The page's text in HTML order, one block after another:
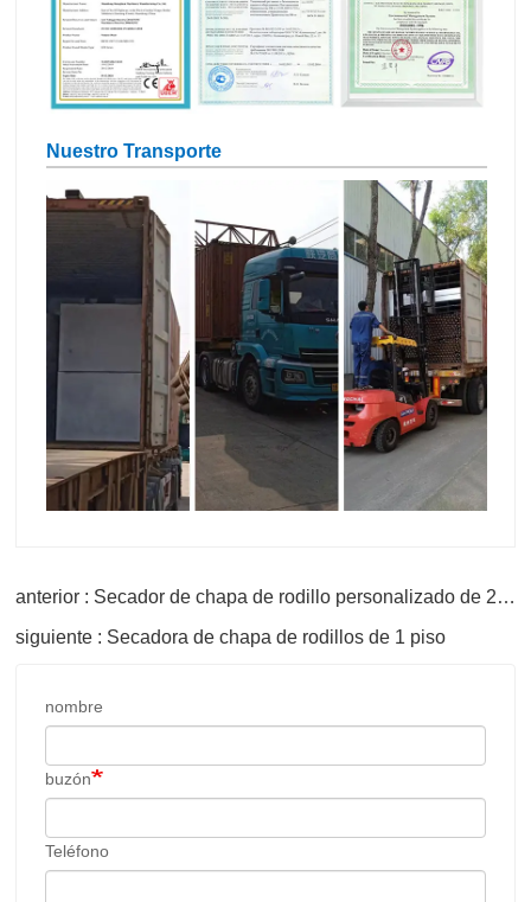
Nuestro Transporte
anterior : Secador de chapa de rodillo personalizado de 2 pisos
siguiente : Secadora de chapa de rodillos de 1 piso
nombre
buzón
Teléfono